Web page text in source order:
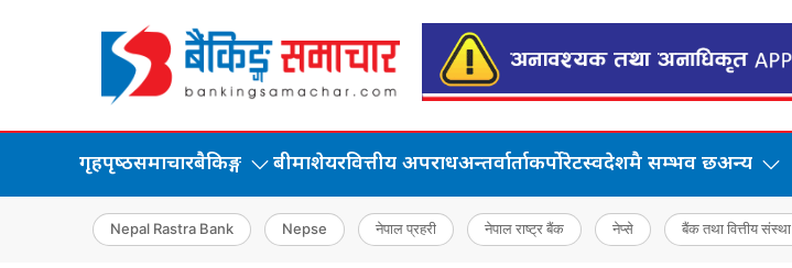
गृहपृष्‍ठसमाचारबैकिङ्ग बीमाशेयरवित्तीय अपराधअन्तर्वार्ताकर्पोरेटस्वदेशमै सम्भव छअन्य
Nepal Rastra Bank Nepse नेपाल प्रहरी नेपाल राष्ट्र बैंक नेप्से बैंक तथा वित्तीय संस्था